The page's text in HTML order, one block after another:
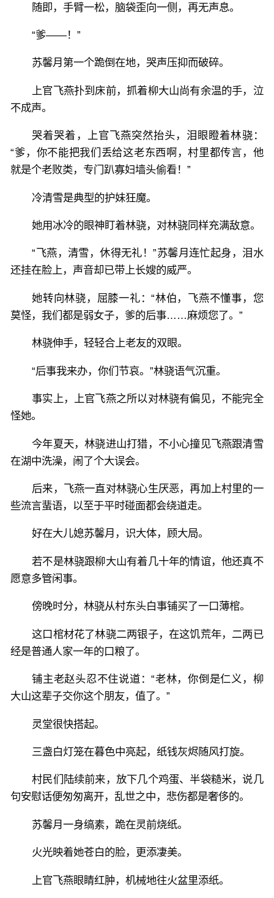
随即，手臂一松，脑袋歪向一侧，再无声息。
“爹——！”
苏馨月第一个跪倒在地，哭声压抑而破碎。
上官飞燕扑到床前，抓着柳大山尚有余温的手，泣
不成声。
哭着哭着，上官飞燕突然抬头，泪眼瞪着林骁：
“爹，你不能把我们丢给这老东西啊，村里都传言，他
就是个老败类，专门趴寡妇墙头偷看！”
冷清雪是典型的护妹狂魔。
她用冰冷的眼神盯着林骁，对林骁同样充满敌意。
“飞燕，清雪，休得无礼！”苏馨月连忙起身，泪水
还挂在脸上，声音却已带上长嫂的威严。
她转向林骁，屈膝一礼：“林伯，飞燕不懂事，您
莫怪，我们都是弱女子，爹的后事……麻烦您了。”
林骁伸手，轻轻合上老友的双眼。
“后事我来办，你们节哀。”林骁语气沉重。
事实上，上官飞燕之所以对林骁有偏见，不能完全
怪她。
今年夏天，林骁进山打猎，不小心撞见飞燕跟清雪
在湖中洗澡，闹了个大误会。
后来，飞燕一直对林骁心生厌恶，再加上村里的一
些流言蜚语，以至于平时碰面都会绕道走。
好在大儿媳苏馨月，识大体，顾大局。
若不是林骁跟柳大山有着几十年的情谊，他还真不
愿意多管闲事。
傍晚时分，林骁从村东头白事铺买了一口薄棺。
这口棺材花了林骁二两银子，在这饥荒年，二两已
经是普通人家一年的口粮了。
铺主老赵头忍不住说道：“老林，你倒是仁义，柳
大山这辈子交你这个朋友，值了。”
灵堂很快搭起。
三盏白灯笼在暮色中亮起，纸钱灰烬随风打旋。
村民们陆续前来，放下几个鸡蛋、半袋糙米，说几
句安慰话便匆匆离开，乱世之中，悲伤都是奢侈的。
苏馨月一身缟素，跪在灵前烧纸。
火光映着她苍白的脸，更添凄美。
上官飞燕眼睛红肿，机械地往火盆里添纸。